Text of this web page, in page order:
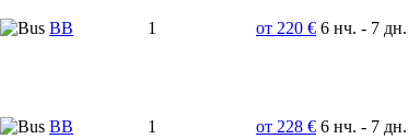
BB 1 от 220 € 6 нч. - 7 дн.
BB 1 от 228 € 6 нч. - 7 дн.